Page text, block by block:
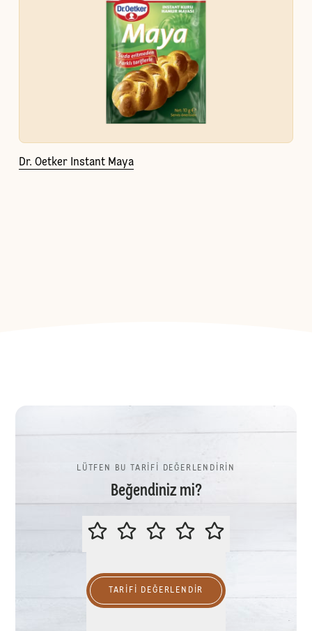
Dr. Oetker Instant Maya
LÜTFEN BU TARİFİ DEĞERLENDİRİN
Beğendiniz mi?
LÜTFEN BU TARİFİ
TARIFI DEĞERLENDİR